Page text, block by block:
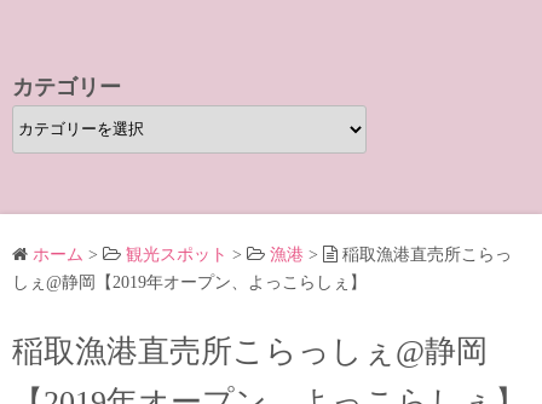
カテゴリー
カ
テ
リ
ー ホーム > 観光スポット > 漁港 >
稲取漁港直売所こらっ
しぇ@静岡【2019年オープン、よっこらしぇ】
稲取漁港直売所こらっしぇ@静岡